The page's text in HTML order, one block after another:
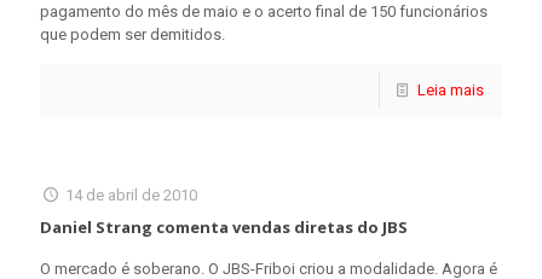
pagamento do mês de maio e o acerto final de 150 funcionários
que podem ser demitidos.
Leia mais
14 de abril de 2010
Daniel Strang comenta vendas diretas do JBS
O mercado é soberano. O JBS-Friboi criou a modalidade. Agora é